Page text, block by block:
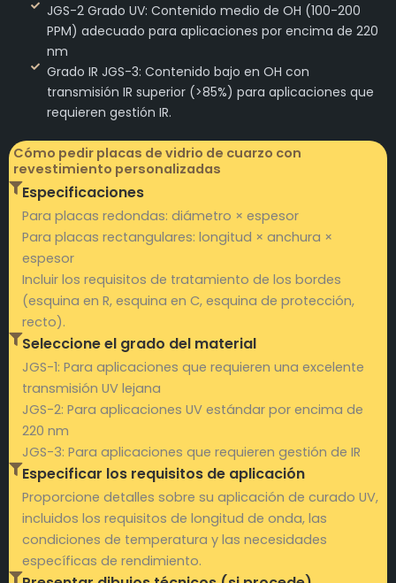
JGS-2 Grado UV: Contenido medio de OH (100-200
PPM) adecuado para aplicaciones por encima de 220
nm
Grado IR JGS-3: Contenido bajo en OH con
transmisión IR superior (>85%) para aplicaciones que
requieren gestión IR.
Cómo pedir placas de vidrio de cuarzo con
revestimiento personalizadas
Especificaciones
Para placas redondas: diámetro × espesor
Para placas rectangulares: longitud × anchura ×
espesor
Incluir los requisitos de tratamiento de los bordes
(esquina en R, esquina en C, esquina de protección,
recto).
Seleccione el grado del material
JGS-1: Para aplicaciones que requieren una excelente
transmisión UV lejana
JGS-2: Para aplicaciones UV estándar por encima de
220 nm
JGS-3: Para aplicaciones que requieren gestión de IR
Especificar los requisitos de aplicación
Proporcione detalles sobre su aplicación de curado UV,
incluidos los requisitos de longitud de onda, las
condiciones de temperatura y las necesidades
específicas de rendimiento.